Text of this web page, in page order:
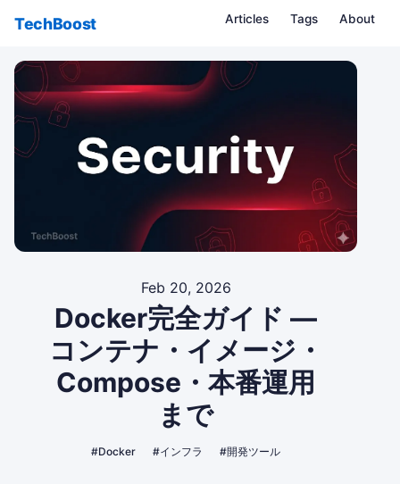
TechBoost Articles Tags About
Feb 20, 2026
Docker完全ガイド —
コンテナ・イメージ・
Compose・本番運用
まで
#Docker #インフラ #開発ツール